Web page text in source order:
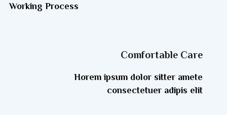
Working Process
Comfortable Care
Horem ipsum dolor sitter amete
consectetuer adipis elit